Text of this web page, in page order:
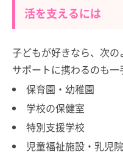
活を支えるには
子どもが好きなら、次
サポートに携わるのも一
保育園・幼稚園
学校の保健室
特別支援学校
児童福祉施設・乳児院